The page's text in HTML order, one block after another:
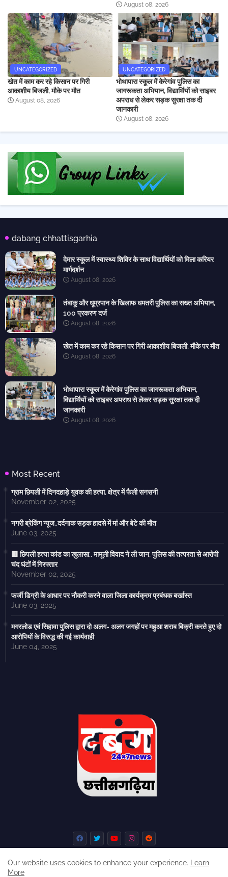
August 08, 2026
UNCATEGORIZED
खेत में काम कर रहे किसान पर गिरी
आकाशीय बिजली, मौके पर मौत
August 08, 2026
UNCATEGORIZED
भोथापारा स्कूल में केरेगांव पुलिस का
जागरूकता अभियान, विद्यार्थियों को साइबर
अपराध से लेकर सड़क सुरक्षा तक दी
जानकारी
August 08, 2026
dabang chhattisgarhia
देमार स्कूल में स्वास्थ्य शिविर के साथ विद्यार्थियों को मिला करियर
मार्गदर्शन
August 08, 2026
तंबाकू और धूम्रपान के खिलाफ धमतरी पुलिस का सख्त अभियान,
100 प्रकरण दर्ज
August 08, 2026
खेत में काम कर रहे किसान पर गिरी आकाशीय बिजली, मौके पर मौत
August 08, 2026
भोथापारा स्कूल में केरेगांव पुलिस का जागरूकता अभियान,
विद्यार्थियों को साइबर अपराध से लेकर सड़क सुरक्षा तक दी
जानकारी
August 08, 2026
Most Recent
ग्राम छिपली में दिनदहाड़े युवक की हत्या, क्षेत्र में फैली सनसनी
November 02, 2025
नगरी ब्रेकिंग न्यूज..दर्दनाक सड़क हादसे में मां और बेटे की मौत
June 03, 2025
🟥 छिपली हत्या कांड का खुलासा.. मामूली विवाद ने ली जान, पुलिस की तत्परता से आरोपी
चंद घंटों में गिरफ्तार
November 02, 2025
फर्जी डिग्री के आधार पर नौकरी करने वाला जिला कार्यक्रम प्रबंधक बर्खास्त
June 03, 2025
मगरलोड एवं सिहावा पुलिस द्वारा दो अलग- अलग जगहों पर महुआ शराब बिक्री करते हुए दो
आरोपियों के विरुद्ध की गई कार्यवाही
June 04, 2025
Our website uses cookies to enhance your experience.
Learn
More